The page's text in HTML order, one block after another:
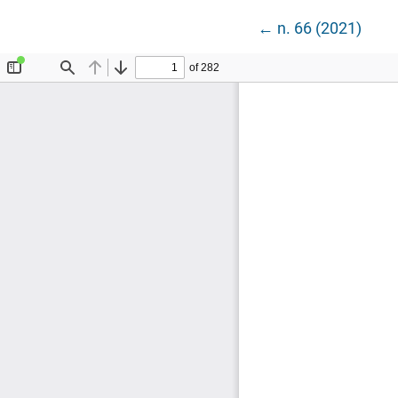
← Voltar aos
n. 66 (2021)